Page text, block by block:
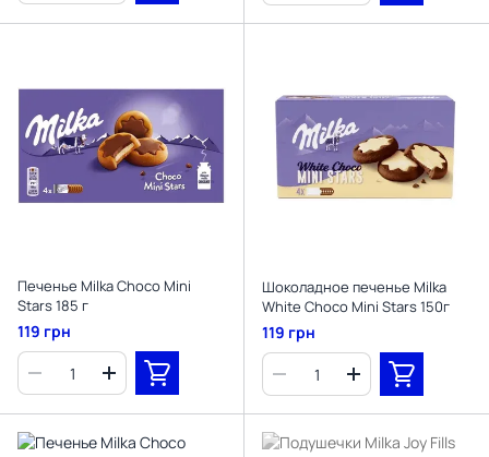
Печенье Milka Choco Mini
Stars 185 г
119 грн
Шоколадное печенье Milka
White Choco Mini Stars 150г
119 грн